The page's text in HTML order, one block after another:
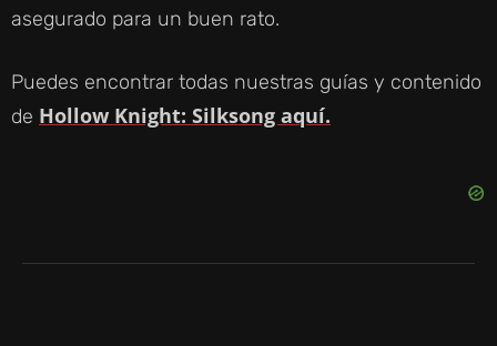
asegurado para un buen rato.
Puedes encontrar todas nuestras guías y contenido
de Hollow Knight: Silksong aquí.